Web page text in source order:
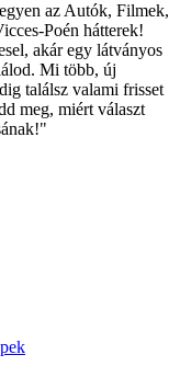
az Autók, Filmek,
Poén hátterek!
akár egy látványos
Mi több, új
találsz valami frisset
meg, miért választ